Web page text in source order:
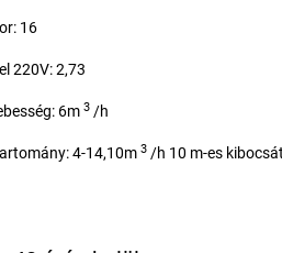
16
220V: 2,73
6m 3 /h
4-14,10m 3 /h 10 m-es